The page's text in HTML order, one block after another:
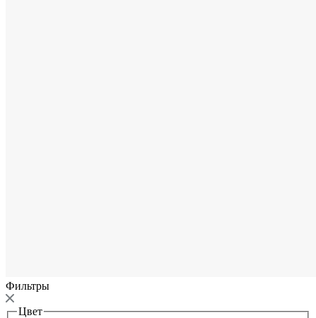
Фильтры
Цвет